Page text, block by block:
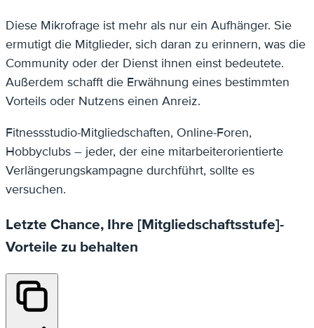
Diese Mikrofrage ist mehr als nur ein Aufhänger. Sie
ermutigt die Mitglieder, sich daran zu erinnern, was die
Community oder der Dienst ihnen einst bedeutete.
Außerdem schafft die Erwähnung eines bestimmten
Vorteils oder Nutzens einen Anreiz.
Fitnessstudio-Mitgliedschaften, Online-Foren,
Hobbyclubs – jeder, der eine mitarbeiterorientierte
Verlängerungskampagne durchführt, sollte es
versuchen.
Letzte Chance, Ihre [Mitgliedschaftsstufe]-
Vorteile zu behalten